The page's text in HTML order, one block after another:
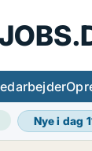
Nye i dag